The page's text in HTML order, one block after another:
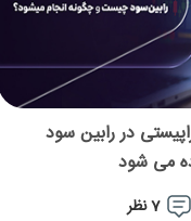
در رابین سود
می شود
7 نظر